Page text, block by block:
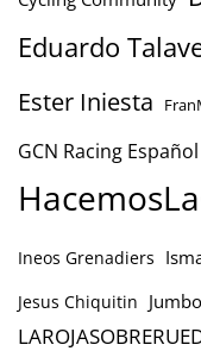
Eduardo
Ester Iniesta
GCN Racing Español
Ineos Grenadiers
Jesus Chiquitin